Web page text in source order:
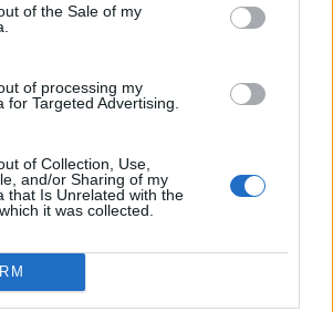
of the Sale of my
of processing my
for Targeted Advertising.
of Collection, Use,
and/or Sharing of my
that Is Unrelated with the
it was collected.
επιστροφή στην κορυφή
ΥΓΕΙΑΣ